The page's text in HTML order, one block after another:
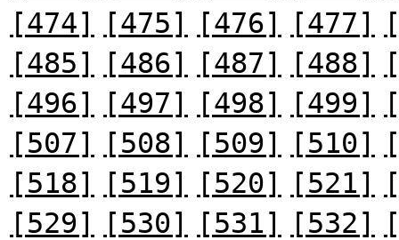
[474]
[475] [476] [477]
[485]
[486] [487] [488]
[496]
[497] [498] [499]
[507]
[508] [509] [510]
[518]
[519] [520] [521]
[529]
[530] [531] [532]